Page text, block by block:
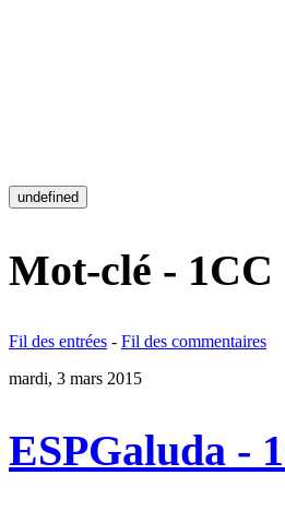
undefined
Mot-clé - 1CC
Fil des entrées - Fil des commentaires
mardi, 3 mars 2015
ESPGaluda -